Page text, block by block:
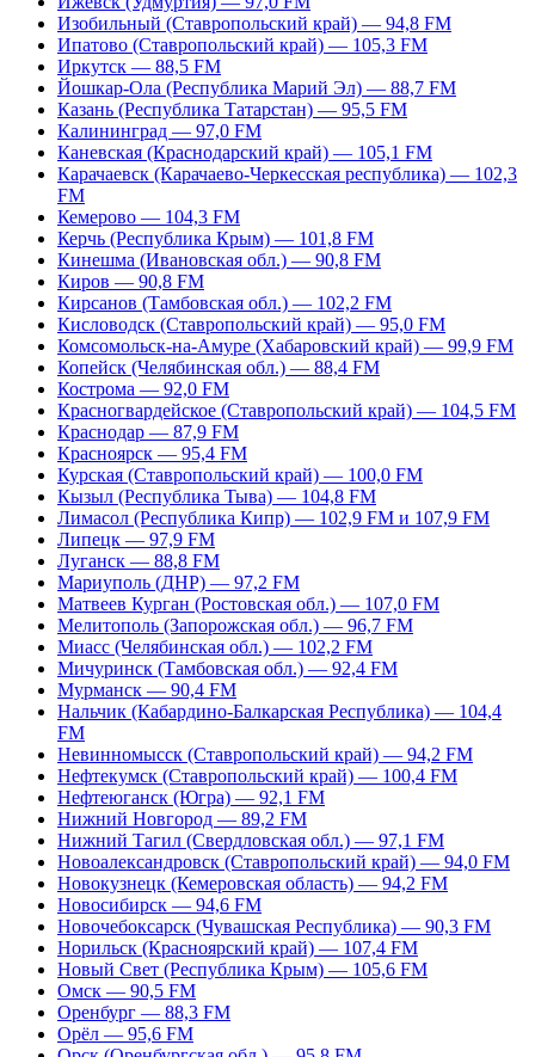
Изобильный (Ставропольский край) — 94,8 FM
Ипатово (Ставропольский край) — 105,3 FM
Иркутск — 88,5 FM
Йошкар-Ола (Республика Марий Эл) — 88,7 FM
Казань (Республика Татарстан) — 95,5 FM
Калининград — 97,0 FM
Каневская (Краснодарский край) — 105,1 FM
Карачаевск (Карачаево-Черкесская республика) — 102,3
FM
Кемерово — 104,3 FM
Керчь (Республика Крым) — 101,8 FM
Кинешма (Ивановская обл.) — 90,8 FM
Киров — 90,8 FM
Кирсанов (Тамбовская обл.) — 102,2 FM
Кисловодск (Ставропольский край) — 95,0 FM
Комсомольск-на-Амуре (Хабаровский край) — 99,9 FM
Копейск (Челябинская обл.) — 88,4 FM
Кострома — 92,0 FM
Красногвардейское (Ставропольский край) — 104,5 FM
Краснодар — 87,9 FM
Красноярск — 95,4 FM
Курская (Ставропольский край) — 100,0 FM
Кызыл (Республика Тыва) — 104,8 FM
Лимасол (Республика Кипр) — 102,9 FM и 107,9 FM
Липецк — 97,9 FM
Луганск — 88,8 FM
Мариуполь (ДНР) — 97,2 FM
Матвеев Курган (Ростовская обл.) — 107,0 FM
Мелитополь (Запорожская обл.) — 96,7 FM
Миасс (Челябинская обл.) — 102,2 FM
Мичуринск (Тамбовская обл.) — 92,4 FM
Мурманск — 90,4 FM
Нальчик (Кабардино-Балкарская Республика) — 104,4
FM
Невинномысск (Ставропольский край) — 94,2 FM
Нефтекумск (Ставропольский край) — 100,4 FM
Нефтеюганск (Югра) — 92,1 FM
Нижний Новгород — 89,2 FM
Нижний Тагил (Свердловская обл.) — 97,1 FM
Новоалександровск (Ставропольский край) — 94,0 FM
Новокузнецк (Кемеровская область) — 94,2 FM
Новосибирск — 94,6 FM
Новочебоксарск (Чувашская Республика) — 90,3 FM
Норильск (Красноярский край) — 107,4 FM
Новый Свет (Республика Крым) — 105,6 FM
Омск — 90,5 FM
Оренбург — 88,3 FM
Орёл — 95,6 FM